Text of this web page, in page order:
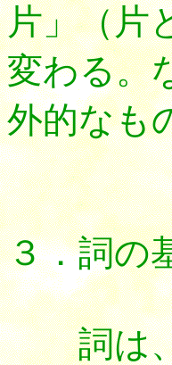
片」（片
変わる。
外的なも
３．詞の
詞は、